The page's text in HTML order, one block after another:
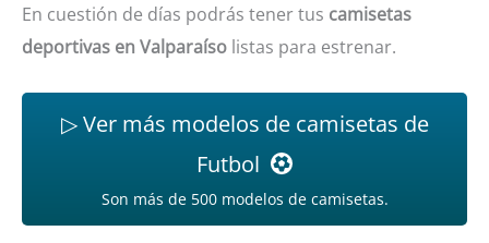
En cuestión de días podrás tener tus camisetas
deportivas en Valparaíso listas para estrenar.
▷ Ver más modelos de camisetas de
Futbol
Son más de 500 modelos de camisetas.